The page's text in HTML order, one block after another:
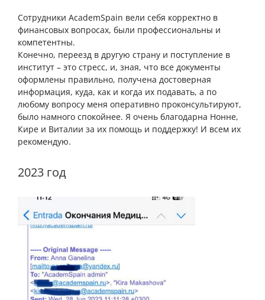
Сотрудники AcademSpain вели себя корректно в
финансовых вопросах, были профессиональны и
компетентны.
Конечно, переезд в другую страну и поступление в
институт – это стресс, и, зная, что все документы
оформлены правильно, получена достоверная
информация, куда, как и когда их подавать, а по
любому вопросу меня оперативно проконсультируют,
было намного спокойнее. Я очень благодарна Нонне,
Кире и Виталии за их помощь и поддержку! И всем их
рекомендую.
2023 год